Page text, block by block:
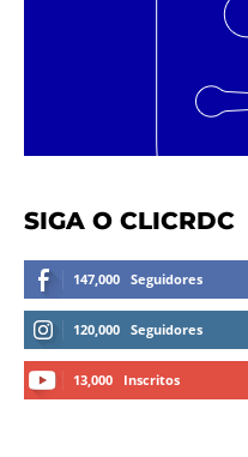
SIGA O CLICRDC
147,000 Seguidores
120,000 Seguidores
13,000 Inscritos